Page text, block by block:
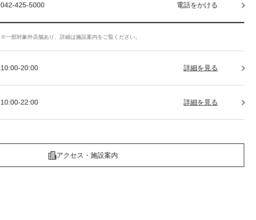
042-425-5000 電話をかける
※一部対象外店舗あり、詳細は施設案内をご覧ください。
10:00-20:00 詳細を見る
10:00-22:00 詳細を見る
アクセス・施設案内